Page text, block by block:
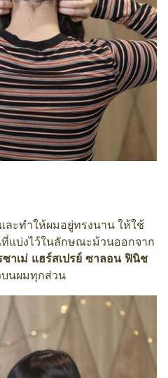
ละทำให้ผมอยู่ทรงนาน ให้ใช้
แบ่งไว้ในลักษณะม้วนออกจาก
ซาเม่ แฮร์สเปรย์ ซาลอน ฟินิช
บนผมทุกส่วน